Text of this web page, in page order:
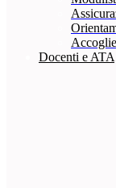
Docenti e ATA